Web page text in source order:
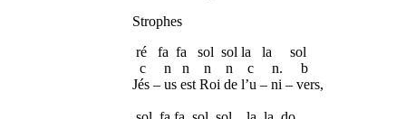
Strophes
ré fa fa sol sol la la sol
c n n n n c n. b
Jés – us est Roi de l’u – ni – vers,